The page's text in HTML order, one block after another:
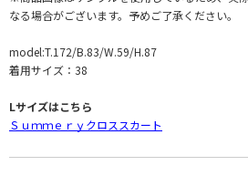
なる場合がございます。予めご了承ください。
model:T.172/B.83/W.59/H.87
着用サイズ：38
Lサイズはこちら
Ｓｕｍｍｅｒｙクロススカート